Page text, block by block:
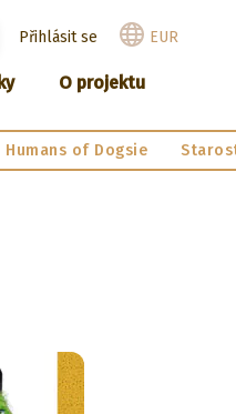
Humans of Dogsie
O projektu
Přihlásit se EUR